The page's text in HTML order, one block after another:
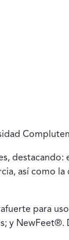
así como
para
y